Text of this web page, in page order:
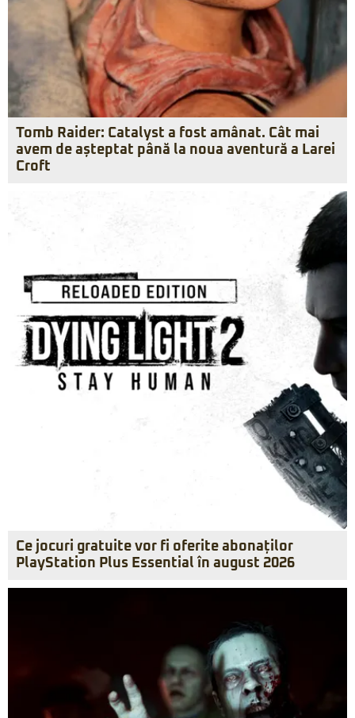
Tomb Raider: Catalyst a fost amânat. Cât mai
avem de așteptat până la noua aventură a Larei
Croft
Ce jocuri gratuite vor fi oferite abonaților
PlayStation Plus Essential în august 2026